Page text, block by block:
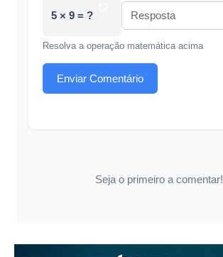
5 × 9 = ?
Resolva a operação matemática acima
Enviar Comentário
Seja o primeiro a comentar!